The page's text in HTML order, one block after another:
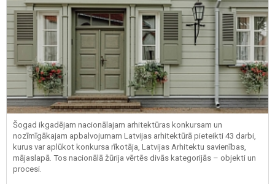
Šogad ikgadējam nacionālajam arhitektūras konkursam un
nozīmīgākajam apbalvojumam Latvijas arhitektūrā pieteikti 43 darbi,
kurus var aplūkot konkursa rīkotāja, Latvijas Arhitektu savienības,
mājaslapā. Tos nacionālā žūrija vērtēs divās kategorijās – objekti un
procesi.